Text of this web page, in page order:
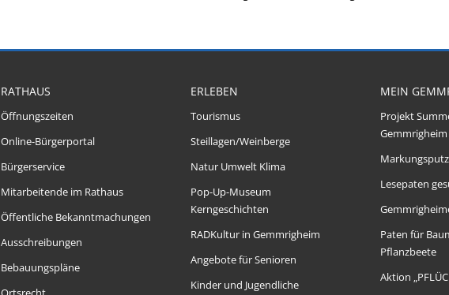
RATHAUS
Öffnungszeiten
Online-Bürgerportal
Bürgerservice
Mitarbeitende im Rathaus
Öffentliche Bekanntmachungen
Ausschreibungen
Bebauungspläne
ERLEBEN
Tourismus
Steillagen/Weinberge
Natur Umwelt Klima
Pop-Up-Museum
Kerngeschichten
RADKultur in Gemmrigheim
Angebote für Senioren
Kinder und Jugendliche
MEIN
Projekt
Gemmrigheim
Lesepaten
Paten für
Pflanzbeete
Aktion